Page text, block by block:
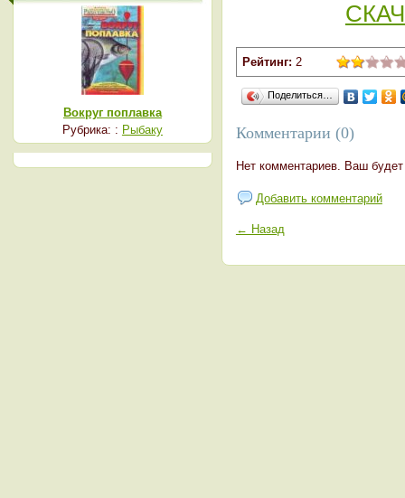
Рейтинг: 2
Поделиться…
Комментарии (0)
Нет комментариев. Ваш
Добавить комментарий
← Назад
Вокруг поплавка
Рубрика: : Рыбаку